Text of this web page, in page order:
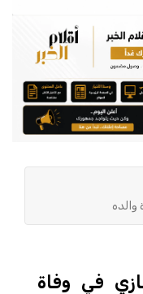
والده
في وفاة